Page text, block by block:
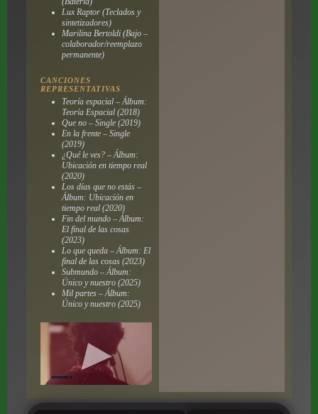
Lux Raptor (Teclados y
sintetizadores)
Marilina Bertoldi (Bajo –
colaborador/reemplazo
permanente)
CANCIONES
REPRESENTATIVAS
Teoría espacial – Álbum:
Teoría Espacial (2018)
Que no – Single (2019)
En la frente – Single
(2019)
¿Qué le ves? – Álbum:
Ubicación en tiempo real
(2020)
Los días que no estás –
Álbum: Ubicación en
tiempo real (2020)
Fin del mundo – Álbum:
El final de las cosas
(2023)
Lo que queda – Álbum: El
final de las cosas (2023)
Submundo – Álbum:
Único y nuestro (2025)
Mil partes – Álbum:
Único y nuestro (2025)